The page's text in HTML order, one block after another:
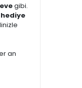
gibi.
an